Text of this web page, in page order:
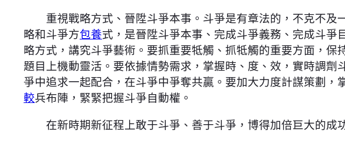
重視戰略方式、晉陞斗爭本事。斗爭是有章法的，不克不及
略和斗爭方包養式，是晉陞斗爭本事、完成斗爭義務、完成斗爭
略方式，講究斗爭藝術。要抓重要牴觸、抓牴觸的重要方面，
題目上機動靈活。要依據情勢需求，掌握時、度、效，實時調
爭中追求一起配合，在斗爭中爭奪共贏。要加大力度計謀策劃
較兵布陣，緊緊把握斗爭自動權。
在新時期新征程上敢于斗爭、善于斗爭，博得加倍巨大的成